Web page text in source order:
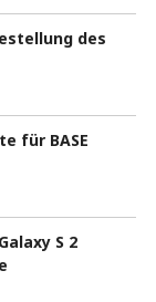
des
für BASE
S 2